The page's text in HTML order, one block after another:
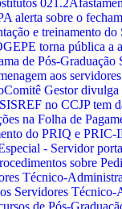
021.2
alerta sobre o
e treinamento
torna pública a
de Pós-
aos
Comitê Gestor divulga
no CCJP tem
na Folha de
do PRIQ e PRIC-
- Servidor
sobre
Técnico-
Servidores
de Pós-